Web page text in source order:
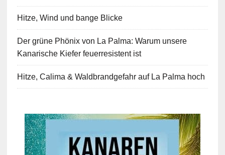
Hitze, Wind und bange Blicke
Der grüne Phönix von La Palma: Warum unsere
Kanarische Kiefer feuerresistent ist
Hitze, Calima & Waldbrandgefahr auf La Palma hoch